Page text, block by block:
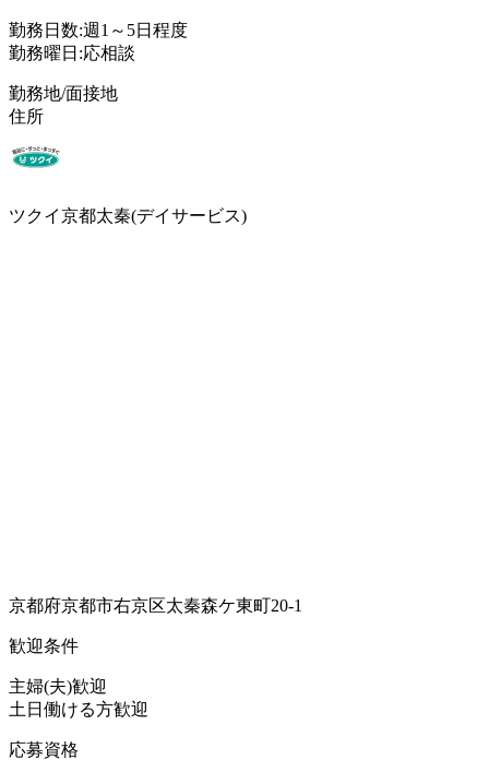
勤務日数:週1～5日程度
勤務曜日:応相談
勤務地/面接地
住所
ツクイ京都太秦(デイサービス)
京都府京都市右京区太秦森ケ東町20-1
歓迎条件
主婦(夫)歓迎
土日働ける方歓迎
応募資格